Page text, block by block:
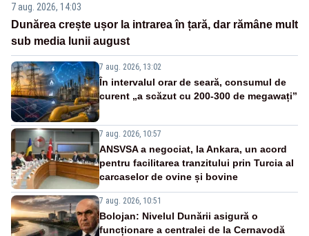
7 aug. 2026, 14:03
Dunărea crește ușor la intrarea în țară, dar rămâne mult
sub media lunii august
7 aug. 2026, 13:02
În intervalul orar de seară, consumul de
curent „a scăzut cu 200-300 de megawați”
7 aug. 2026, 10:57
ANSVSA a negociat, la Ankara, un acord
pentru facilitarea tranzitului prin Turcia al
carcaselor de ovine și bovine
7 aug. 2026, 10:51
Bolojan: Nivelul Dunării asigură o
funcționare a centralei de la Cernavodă